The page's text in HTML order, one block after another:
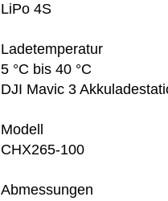
LiPo 4S
Ladetemperatur
5 °C bis 40 °C
DJI Mavic 3
Modell
CHX265-100
Abmessungen